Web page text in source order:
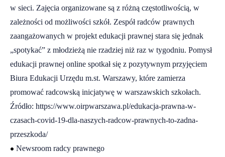
w sieci. Zajęcia organizowane są z różną częstotliwością, w
zależności od możliwości szkół. Zespół radców prawnych
zaangażowanych w projekt edukacji prawnej stara się jednak
„spotykać” z młodzieżą nie rzadziej niż raz w tygodniu. Pomysł
edukacji prawnej online spotkał się z pozytywnym przyjęciem
Biura Edukacji Urzędu m.st. Warszawy, które zamierza
promować radcowską inicjatywę w warszawskich szkołach.
Źródło: https://www.oirpwarszawa.pl/edukacja-prawna-w-
czasach-covid-19-dla-naszych-radcow-prawnych-to-zadna-
przeszkoda/
• Newsroom radcy prawnego